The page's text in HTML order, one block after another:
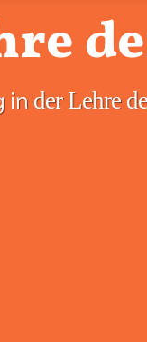
in der Lehre